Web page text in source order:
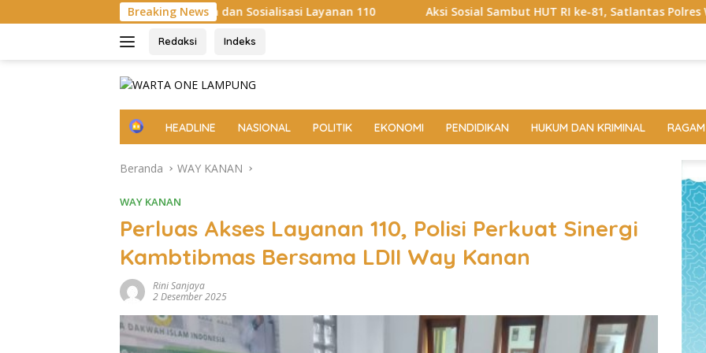
ke
Breaking News
Malam dan Sosialisasi Layanan 110 Aksi Sosial Sambut HUT RI ke-81, Satlantas Polres Way Kanan Bagikan
Redaksi Indeks
H
e
HEADLINE NASIONAL POLITIK EKONOMI PENDIDIKAN HUKUM DAN KRIMINAL RAGAM
Beranda WAY KANAN
WAY KANAN
Perluas Akses Layanan 110, Polisi Perkuat Sinergi
Kambtibmas Bersama LDII Way Kanan
Rini Sanjaya
2 Desember 2025